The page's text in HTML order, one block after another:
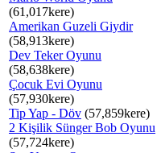
(61,017kere)
Amerikan Guzeli Giydir
(58,913kere)
Dev Teker Oyunu
(58,638kere)
Çocuk Evi Oyunu
(57,930kere)
Tip Yap - Döv (57,859kere)
2 Kişilik Sünger Bob Oyunu
(57,724kere)